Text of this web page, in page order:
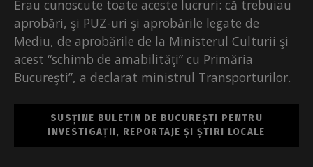
Erau cunoscute toate aceste lucruri: că trebuiau
aprobări, şi PUZ-uri şi aprobările legate de
Mediu, de aprobările de la Ministerul Culturii şi
acest “schimb de amabilităţi” cu Primăria
Bucureşti”, a declarat ministrul Transporturilor.
SUSȚINE BULETIN DE BUCUREȘTI PENTRU
INVESTIGAȚII, REPORTAJE ȘI ȘTIRI LOCALE